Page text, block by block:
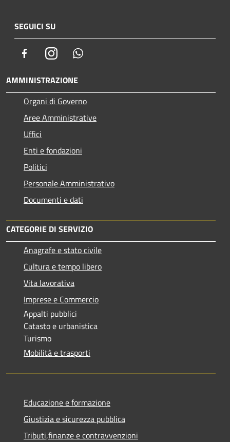
SEGUICI SU
FacebookInstagram
AMMINISTRAZIONE
Organi di Governo
Aree Amministrative
Uffici
Enti e fondazioni
Politici
Personale Amministrativo
Documenti e dati
CATEGORIE DI SERVIZIO
Anagrafe e stato civile
Cultura e tempo libero
Vita lavorativa
Imprese e Commercio
Appalti pubblici
Catasto e urbanistica
Turismo
Mobilità e trasporti
Educazione e formazione
Giustizia e sicurezza pubblica
Tributi,finanze e contravvenzioni